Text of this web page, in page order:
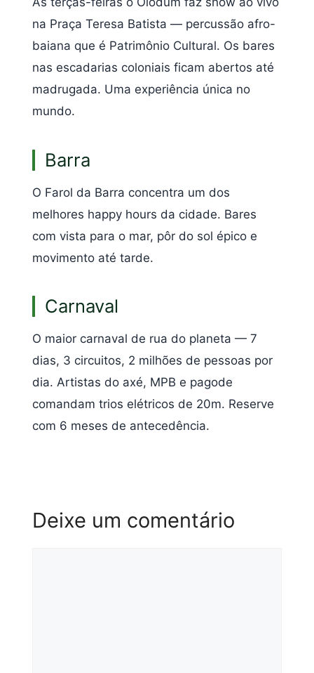
na Praça Teresa Batista — percussão afro-
baiana que é Patrimônio Cultural. Os bares
nas escadarias coloniais ficam abertos até
madrugada. Uma experiência única no
mundo.
Barra
O Farol da Barra concentra um dos
melhores happy hours da cidade. Bares
com vista para o mar, pôr do sol épico e
movimento até tarde.
Carnaval
O maior carnaval de rua do planeta — 7
dias, 3 circuitos, 2 milhões de pessoas por
dia. Artistas do axé, MPB e pagode
comandam trios elétricos de 20m. Reserve
com 6 meses de antecedência.
Deixe um comentário